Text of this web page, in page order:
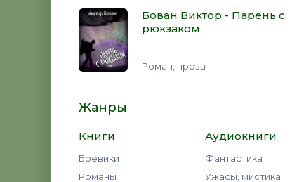
Бован Виктор - Парень с
рюкзаком
Роман, проза
Жанры
Книги
Боевики
Романы
Аудиокниги
Фантастика
Ужасы, мистика